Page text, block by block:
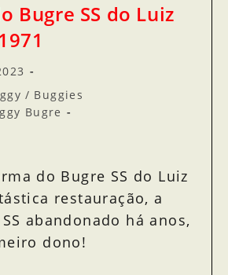
Bugre SS do Luiz
/ Buggies
Bugre
do Bugre SS do Luiz
restauração, a
abandonado há anos,
dono!